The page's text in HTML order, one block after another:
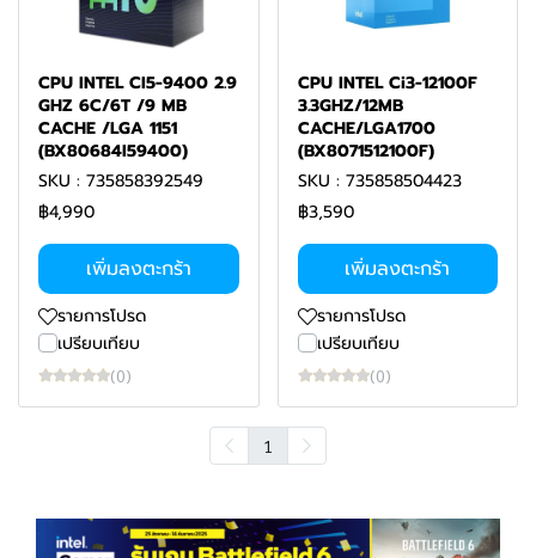
CPU INTEL CI5-9400 2.9
GHZ 6C/6T /9 MB
CACHE /LGA 1151
(BX80684I59400)
SKU : 735858392549
฿4,990
เพิ่มลงตะกร้า
รายการโปรด
เปรียบเทียบ
(0)
CPU INTEL Ci3-12100F
3.3GHZ/12MB
CACHE/LGA1700
(BX8071512100F)
SKU : 735858504423
฿3,590
เพิ่มลงตะกร้า
รายการโปรด
เปรียบเทียบ
(0)
1